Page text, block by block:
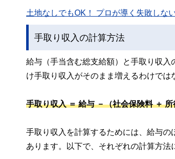
土地なしでもOK！ プロが導く失敗し
手取り収入の計算方法
給与（手当含む総支給額）と手取り収
け手取り収入がそのまま増えるわけでは
手取り収入 ＝ 給与 －（社会保険料 ＋
手取り収入を計算するためには、給与
あります。以下で、それぞれの計算方法